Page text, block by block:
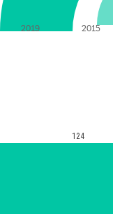
2019 2015
124